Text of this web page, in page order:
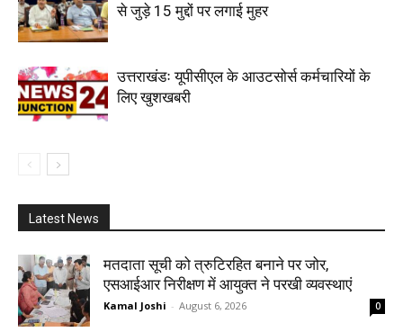
से जुड़े 15 मुद्दों पर लगाई मुहर
उत्तराखंडः यूपीसीएल के आउटसोर्स कर्मचारियों के
लिए खुशखबरी
Latest News
मतदाता सूची को त्रुटिरहित बनाने पर जोर,
एसआईआर निरीक्षण में आयुक्त ने परखी व्यवस्थाएं
Kamal Joshi - August 6, 2026 0